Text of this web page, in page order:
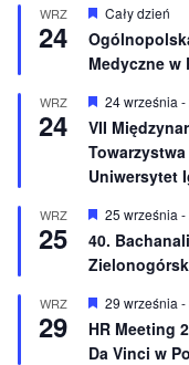
WRZ
24
W
r
ó
n
i
o
n
e
Cały dzień
Medyczne w
WRZ
24
W
y
r
ó
ż
n
i
o
n
e
24 września -
VII
Uniwersytet
WRZ
25
W
r
ó
n
i
o
n
25 września -
40.
WRZ
29
W
y
r
ó
29 września -
HR Meeting
Da Vinci w